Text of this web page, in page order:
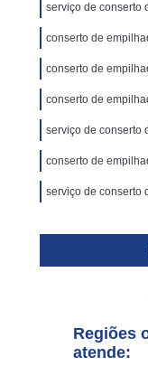
serviço de conserto
conserto de
conserto de
conserto de
serviço de conserto
conserto de
serviço de conserto
Regiões
atende: